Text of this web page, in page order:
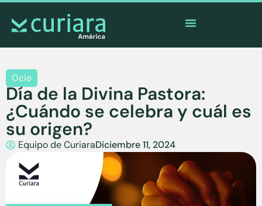
Ocio
Día de la Divina Pastora:
¿Cuándo se celebra y cuál es
su origen?
Equipo de CuriaraDiciembre 11, 2024